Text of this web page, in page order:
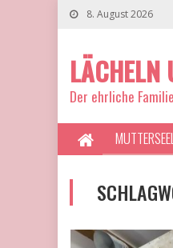
8. August 2026
LÄCHELN
Der ehrliche